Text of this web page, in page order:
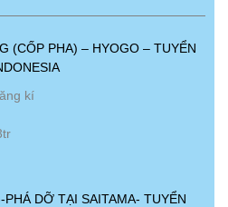
(CỐP PHA) – HYOGO – TUYỂN
kí
DỠ TẠI SAITAMA- TUYỂN